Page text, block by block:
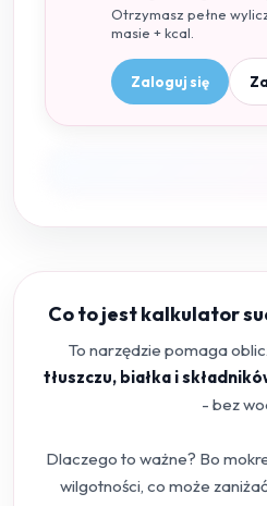
Otrzymasz pełne
masie + kcal.
Zaloguj się
Co to jest kalkulator
To narzędzie pomaga
tłuszczu, białka i
- bez
Dlaczego to ważne? Bo
wilgotności, co może